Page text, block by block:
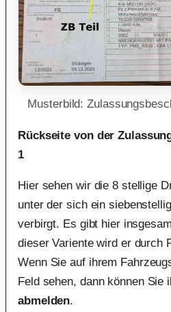
Musterbild:
Rückseite von der
1
Hier sehen wir die 8 stellige
unter der sich ein
verbirgt. Es gibt hier
dieser Variente wird er durch
Wenn Sie auf ihrem
Feld sehen, dann können Sie
abmelden.